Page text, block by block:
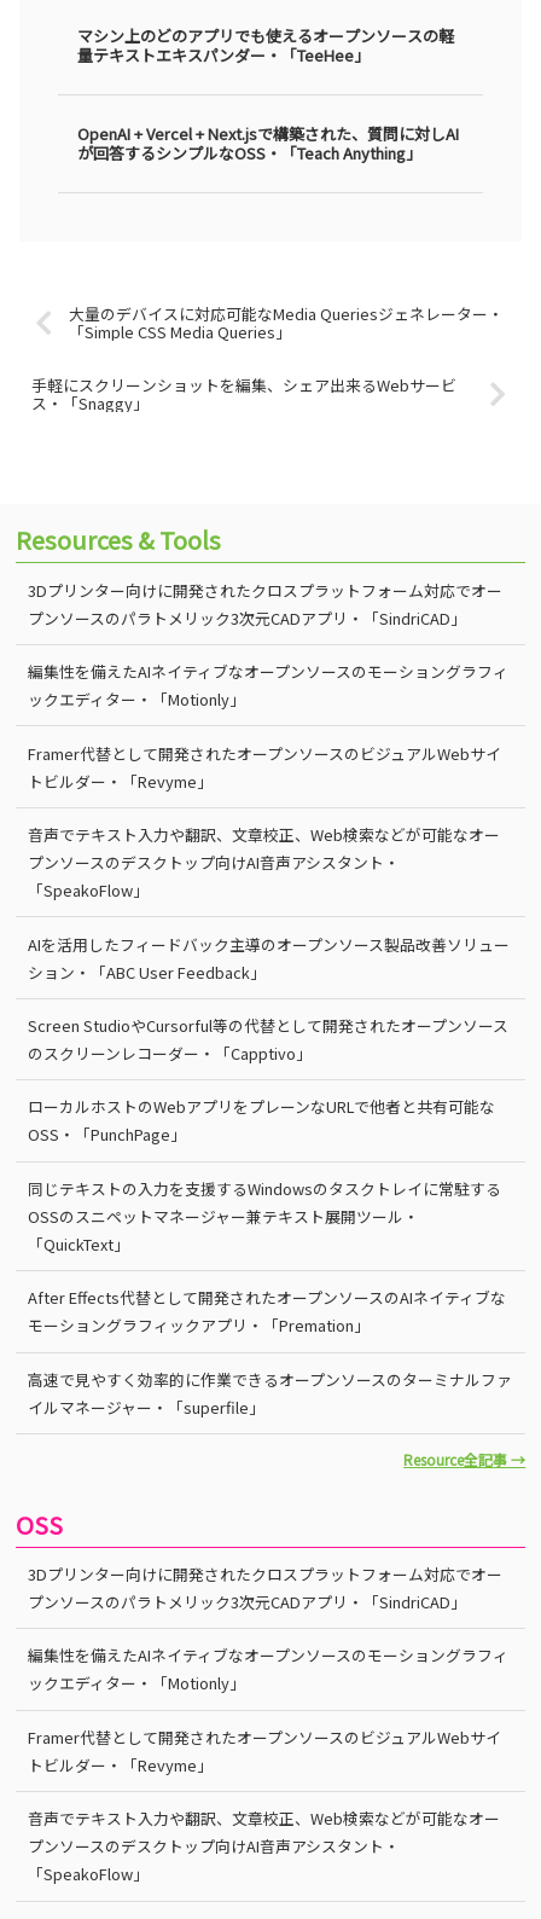
マシン上のどのアプリでも使えるオープンソースの軽
量テキストエキスパンダー・「TeeHee」
OpenAI + Vercel + Next.jsで構築された、質問に対しAI
が回答するシンプルなOSS・「Teach Anything」
大量のデバイスに対応可能なMedia Queriesジェネレーター・
「Simple CSS Media Queries」
手軽にスクリーンショットを編集、シェア出来るWebサービ
ス・「Snaggy」
Resources & Tools
3Dプリンター向けに開発されたクロスプラットフォーム対応でオー
プンソースのパラトメリック3次元CADアプリ・「SindriCAD」
編集性を備えたAIネイティブなオープンソースのモーショングラフィ
ックエディター・「Motionly」
Framer代替として開発されたオープンソースのビジュアルWebサイ
トビルダー・「Revyme」
音声でテキスト入力や翻訳、文章校正、Web検索などが可能なオー
プンソースのデスクトップ向けAI音声アシスタント・
「SpeakoFlow」
AIを活用したフィードバック主導のオープンソース製品改善ソリュー
ション・「ABC User Feedback」
Screen StudioやCursorful等の代替として開発されたオープンソース
のスクリーンレコーダー・「Capptivo」
ローカルホストのWebアプリをプレーンなURLで他者と共有可能な
OSS・「PunchPage」
同じテキストの入力を支援するWindowsのタスクトレイに常駐する
OSSのスニペットマネージャー兼テキスト展開ツール・
「QuickText」
After Effects代替として開発されたオープンソースのAIネイティブな
モーショングラフィックアプリ・「Premation」
高速で見やすく効率的に作業できるオープンソースのターミナルファ
イルマネージャー・「superfile」
Resource全記事 →
OSS
3Dプリンター向けに開発されたクロスプラットフォーム対応でオー
プンソースのパラトメリック3次元CADアプリ・「SindriCAD」
編集性を備えたAIネイティブなオープンソースのモーショングラフィ
ックエディター・「Motionly」
Framer代替として開発されたオープンソースのビジュアルWebサイ
トビルダー・「Revyme」
音声でテキスト入力や翻訳、文章校正、Web検索などが可能なオー
プンソースのデスクトップ向けAI音声アシスタント・
「SpeakoFlow」